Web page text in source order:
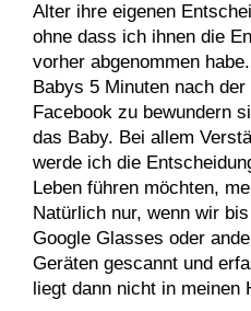
Alter ihre eigenen
ohne dass ich ihnen die
vorher abgenommen
Babys 5 Minuten nach
Facebook zu bewundern
das Baby. Bei allem
werde ich die
Leben führen möchten,
Natürlich nur, wenn wir
Google Glasses oder
Geräten gescannt und
liegt dann nicht in meinen